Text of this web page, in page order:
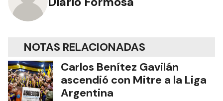
NOTAS RELACIONADAS
Carlos Benítez Gavilán
ascendió con Mitre a la Liga
Argentina